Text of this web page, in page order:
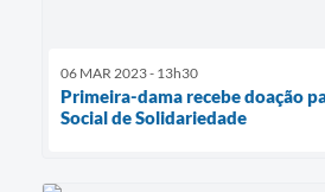
06 MAR 2023 - 13h30
Primeira-dama recebe doação
Social de Solidariedade